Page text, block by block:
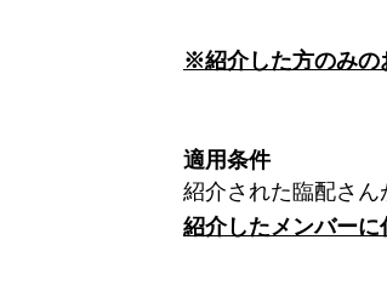
※紹介した方のみの
適用条件
紹介された臨配さん
紹介したメンバーに